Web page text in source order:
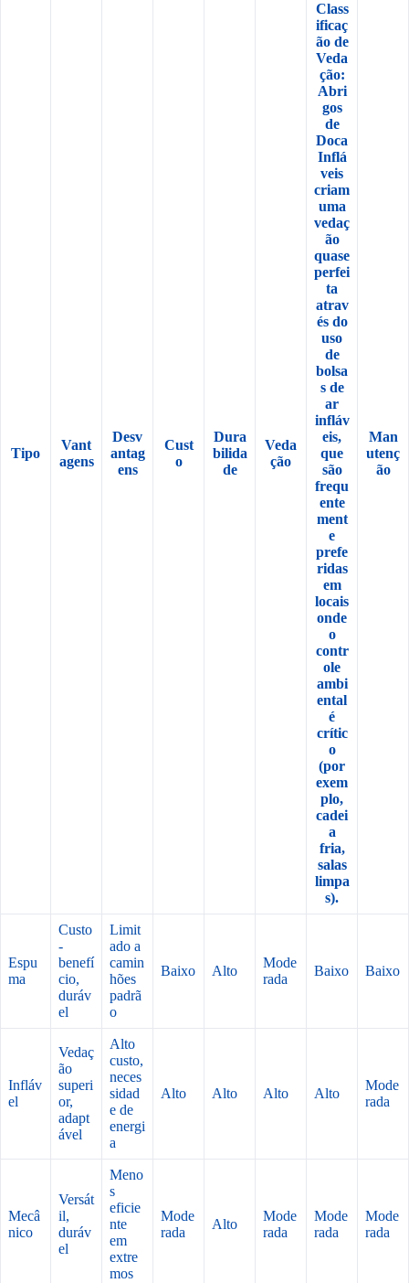
Tipo
Vant
agens
Desv
antag
ens
Cust
o
Dura
bilida
de
Veda
ção
Class
ificaç
ão de
Veda
ção:
Abri
gos
de
Doca
Inflá
veis
criam
uma
vedaç
ão
quase
perfei
ta
atrav
és do
uso
de
bolsa
s de
ar
infláv
eis,
que
são
frequ
ente
ment
e
prefe
ridas
em
locais
onde
o
contr
ole
ambi
ental
é
crític
o
(por
exem
plo,
cadei
a
fria,
salas
limpa
s).
Man
utenç
ão
Espu
ma
Custo
-
benefí
cio,
duráv
el
Limit
ado a
camin
hões
padrã
o
Baixo Alto
Mode
rada
Baixo Baixo
Infláv
el
Vedaç
ão
superi
or,
adapt
ável
Alto
custo,
neces
sidad
e de
energi
a
Alto Alto Alto Alto
Mode
rada
Mecâ
nico
Versát
il,
duráv
el
Meno
s
eficie
nte
em
extre
mos
Mode
rada
Alto
Mode
rada
Mode
rada
Mode
rada